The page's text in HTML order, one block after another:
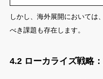
しかし、海外展開においては
べき課題も存在します。
4.2 ローカライズ戦略